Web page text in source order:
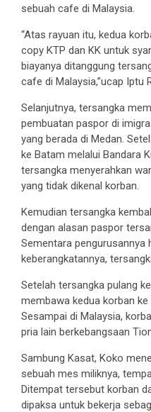
sebuah cafe di Malaysia.
“Atas rayuan itu, kedua
copy KTP dan KK untuk
biayanya ditanggung
cafe di Malaysia,”ucap Iptu
Selanjutnya, tersangka
pembuatan paspor di
yang berada di Medan.
ke Batam melalui Bandara
tersangka menyerahkan
yang tidak dikenal korban.
Kemudian tersangka
dengan alasan paspor
Sementara pengurusannya
keberangkatannya,
Setelah tersangka pulang
membawa kedua korban ke
Sesampai di Malaysia,
pria lain berkebangsaan
Sambung Kasat, Koko
sebuah mes miliknya,
Ditempat tersebut korban
dipaksa untuk bekerja